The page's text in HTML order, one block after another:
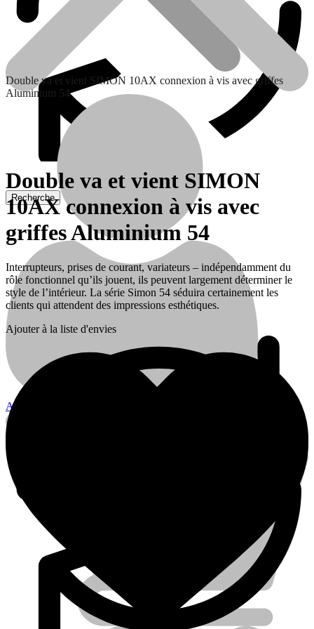
Batteries
Traitement de l’eau
Account
Double va et vient SIMON 10AX connexion à vis avec griffes
Aluminium 54
Double va et vient SIMON
10AX connexion à vis avec
griffes Aluminium 54
Interrupteurs, prises de courant, variateurs – indépendamment du
rôle fonctionnel qu’ils jouent, ils peuvent largement déterminer le
style de l’intérieur. La série Simon 54 séduira certainement les
clients qui attendent des impressions esthétiques.
Ajouter à la liste d'envies